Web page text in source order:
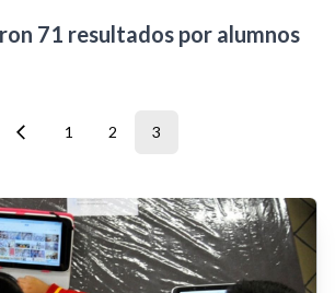
71 resultados por alumnos
1 2 3